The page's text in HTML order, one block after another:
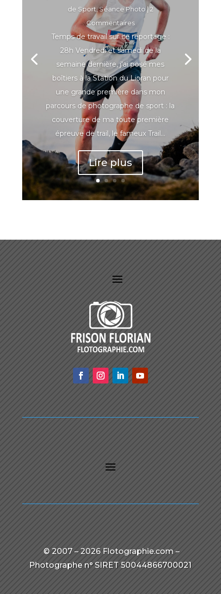
de Sport,Séance Photo| 2
Commentaires
Temps de travail sur ce reportage :
28h Vendredi et samedi de la
semaine dernière, j'ai posé mes
boîtiers à la Station du Lioran pour
une grande première dans mon
parcours de photographe de sport : la
couverture de ma toute première
épreuve de trail, le fameux Trail...
Lire plus
© 2007 – 2026 Flotographie.com –
Photographe n° SIRET 50044866700021